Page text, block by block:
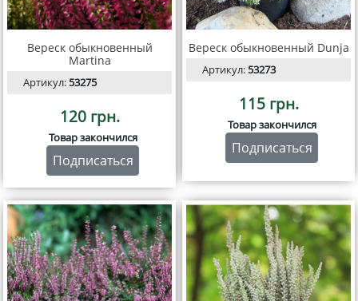
Вереск обыкновенный
Martina
Артикул:53275
120 грн.
Товар закончился
Подписаться
Вереск обыкновенный Dunja
Артикул:53273
115 грн.
Товар закончился
Подписаться